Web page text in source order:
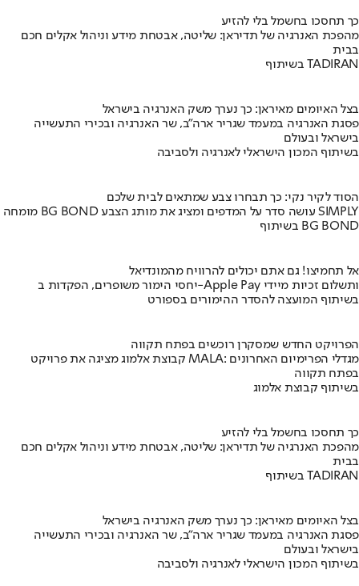
כך תחסכו בחשמל בלי להזיע
מהפכת האנרגיה של תדיראן: שליטה, אבטחת מידע וניהול אקלים חכם
בבית
בשיתוף TADIRAN
בצל האיומים מאיראן: כך נערך משק האנרגיה בישראל
פסגת האנרגיה במעמד שגריר ארה"ב, שר האנרגיה ובכירי התעשייה
בישראל ובעולם
בשיתוף המכון הישראלי לאנרגיה ולסביבה
הסוד לקיר נקי: כך תבחרו צבע שמתאים לבית שלכם
מומחה BG BOND עושה סדר על המדפים ומציג את מותג הצבע SIMPLY
בשיתוף BG BOND
אל תחמיצו! גם אתם יכולים להרוויח מהמונדיאל
יחסי הימור משופרים, הפקדות ב-Apple Pay ותשלום זכיות מיידי
בשיתוף המועצה להסדר ההימורים בספורט
הפרויקט החדש שמסקרן רוכשים בפתח תקווה
קבוצת אלמוג מציגה את פרויקט MALA: מגדלי הפרימיום האחרונים
בפתח תקווה
בשיתוף קבוצת אלמוג
כך תחסכו בחשמל בלי להזיע
מהפכת האנרגיה של תדיראן: שליטה, אבטחת מידע וניהול אקלים חכם
בבית
בשיתוף TADIRAN
בצל האיומים מאיראן: כך נערך משק האנרגיה בישראל
פסגת האנרגיה במעמד שגריר ארה"ב, שר האנרגיה ובכירי התעשייה
בישראל ובעולם
בשיתוף המכון הישראלי לאנרגיה ולסביבה